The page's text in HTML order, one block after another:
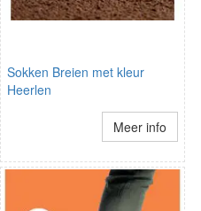
Sokken Breien met kleur
Heerlen
Meer info